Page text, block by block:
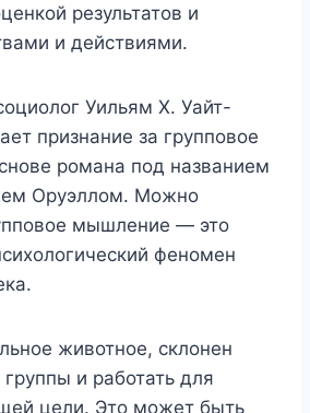
результатов и
и действиями.
Уильям Х. Уайт-
признание за групповое
романа под названием
Оруэллом. Можно
мышление — это
феномен
животное, склонен
и работать для
цели. Это может быть